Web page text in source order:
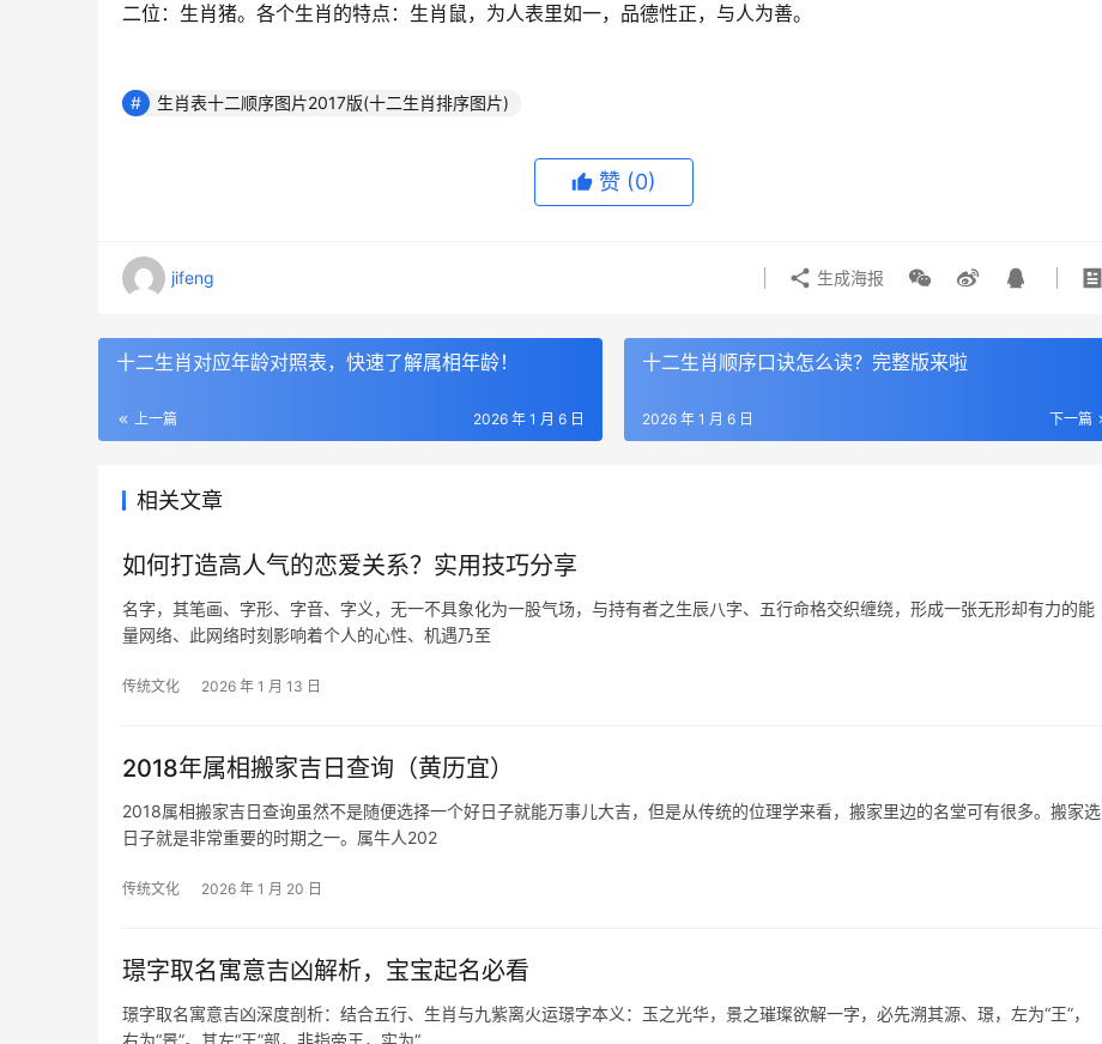
二位：生肖猪。各个生肖的特点：生肖鼠，为人表里如一，品德性正，与人为善。
生肖表十二顺序图片2017版(十二生肖排序图片)
赞 (0)
jifeng 生成海报
十二生肖对应年龄对照表，快速了解属相年龄！
上一篇 2026 年 1 月 6 日
十二生肖顺序口诀怎么读？完整版来啦
下一篇
2026 年 1 月 6 日
相关文章
如何打造高人气的恋爱关系？实用技巧分享
名字，其笔画、字形、字音、字义，无一不具象化为一股气场，与持有者之生辰八字、五行命格交织缠绕，形成一张无形却有力的能
量网络、此网络时刻影响着个人的心性、机遇乃至
传统文化 2026 年 1 月 13 日
2018年属相搬家吉日查询（黄历宜）
2018属相搬家吉日查询虽然不是随便选择一个好日子就能万事儿大吉，但是从传统的位理学来看，搬家里边的名堂可有很多。搬家选
日子就是非常重要的时期之一。属牛人202
传统文化 2026 年 1 月 20 日
璟字取名寓意吉凶解析，宝宝起名必看
璟字取名寓意吉凶深度剖析：结合五行、生肖与九紫离火运璟字本义：玉之光华，景之璀璨欲解一字，必先溯其源、璟，左为“王”，
右为“景”。其左“王”部，非指帝王，实为“